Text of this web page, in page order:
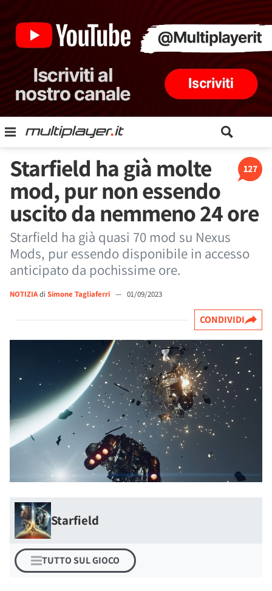
127
Starfield ha già molte
mod, pur non essendo
uscito da nemmeno 24 ore
Starfield ha già quasi 70 mod su Nexus
Mods, pur essendo disponibile in accesso
anticipato da pochissime ore.
NOTIZIAdi Simone Tagliaferri — 01/09/2023
CONDIVIDI
Starfield
TUTTO SUL GIOCO